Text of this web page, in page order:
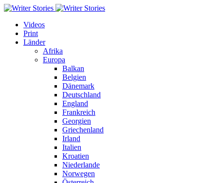
Videos
Print
Länder
Afrika
Europa
Balkan
Belgien
Dänemark
Deutschland
England
Frankreich
Georgien
Griechenland
Irland
Italien
Kroatien
Niederlande
Norwegen